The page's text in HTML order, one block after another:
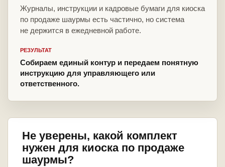
Журналы, инструкции и кадровые бумаги для киоска
по продаже шаурмы есть частично, но система
не держится в ежедневной работе.
РЕЗУЛЬТАТ
Собираем единый контур и передаем понятную
инструкцию для управляющего или
ответственного.
Не уверены, какой комплект
нужен для киоска по продаже
шаурмы?